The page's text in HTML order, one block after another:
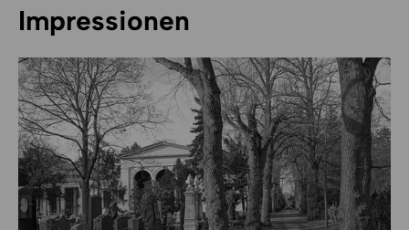
Impressionen